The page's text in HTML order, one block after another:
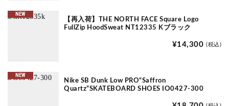
NEW
【再入荷】THE NORTH FACE Square Logo
FullZip HoodSweat NT12335 Kブラック
¥14,300 (税込)
NEW
Nike SB Dunk Low PRO“Saffron
Quartz”SKATEBOARD SHOES IO0427-300